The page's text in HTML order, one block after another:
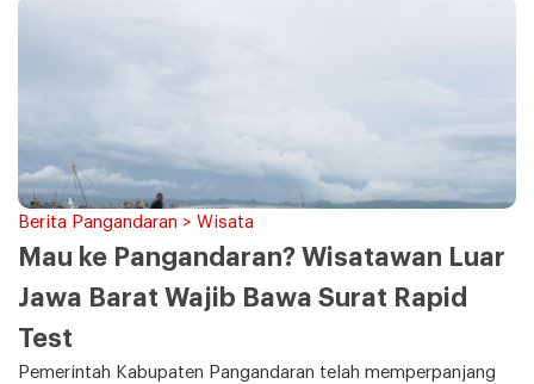
Berita Pangandaran > Wisata
Mau ke Pangandaran? Wisatawan Luar
Jawa Barat Wajib Bawa Surat Rapid
Test
Pemerintah Kabupaten Pangandaran telah memperpanjang